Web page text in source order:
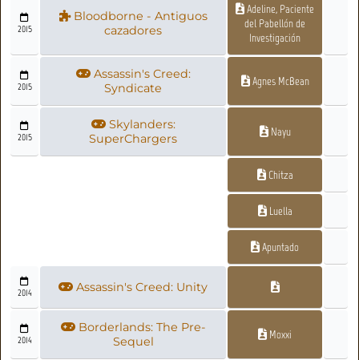
2015
Bloodborne - Antiguos
cazadores
Adeline, Paciente
del Pabellón de
Investigación
2015
Assassin's Creed:
Syndicate
Agnes McBean
2015
Skylanders:
SuperChargers
Nayu
Chitza
Luella
Apuntado
2014 Assassin's Creed: Unity
2014
Borderlands: The Pre-
Sequel
Moxxi